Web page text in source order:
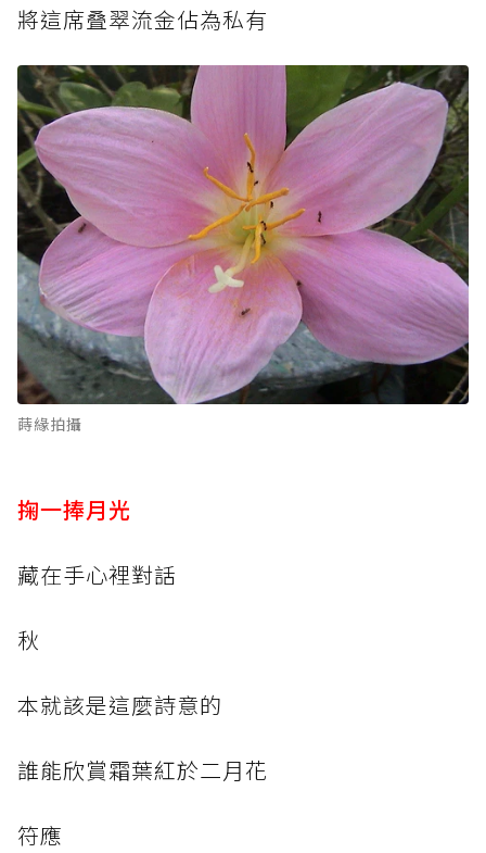
將這席叠翠流金佔為私有
蒔緣拍攝
掬一捧月光
藏在手心裡對話
秋
本就該是這麼詩意的
誰能欣賞霜葉紅於二月花
符應